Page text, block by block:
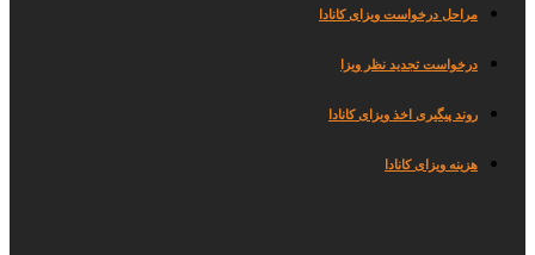
مراحل درخواست ویزای کانادا
درخواست تجدید نظر ویزا
روند پیگیری اخذ ویزای کانادا
هزینه ویزای کانادا